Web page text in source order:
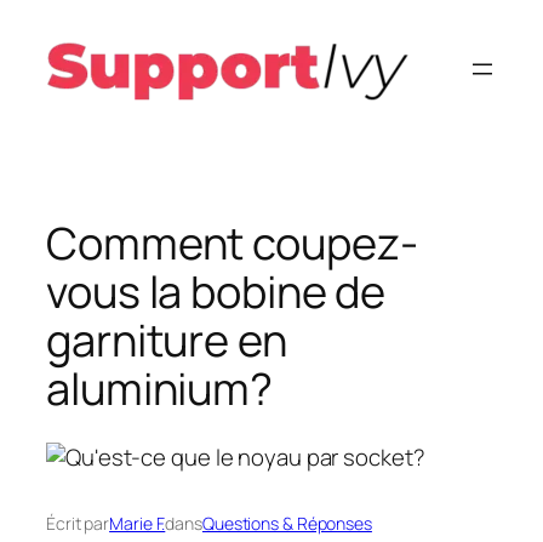
contenu
Comment coupez-
vous la bobine de
garniture en
aluminium?
Écrit parMarie F.dansQuestions & Réponses